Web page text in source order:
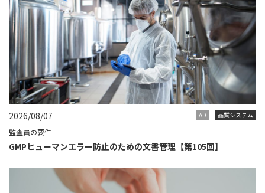
2026/08/07 AD 品質システム
監査員の要件
GMPヒューマンエラー防止のための文書管理【第105回】